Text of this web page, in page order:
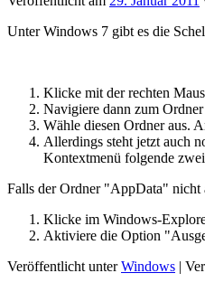
Unter Windows 7 gibt es die
Klicke mit der rechten
Navigiere dann zum
Wähle diesen Ordner aus.
Allerdings steht jetzt auch
Kontextmenü folgende
Falls der Ordner "AppData" nicht
Klicke im Windows-
Aktiviere die Option
Veröffentlicht unter Windows